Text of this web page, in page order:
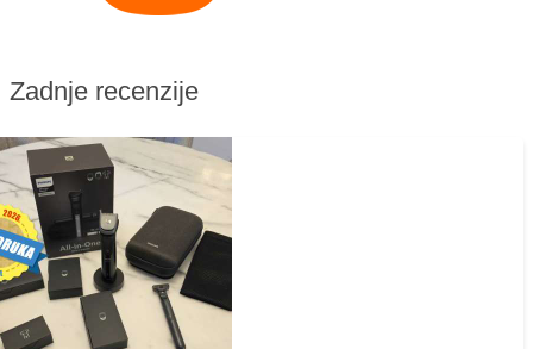
Zadnje recenzije